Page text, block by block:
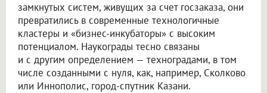
замкнутых систем, живущих за счет госзаказа, они
превратились в современные технологичные
кластеры и «бизнес-инкубаторы» с высоким
потенциалом. Наукограды тесно связаны
и с другим определением — техноградами, в том
числе созданными с нуля, как, например, Сколково
или Иннополис, город-спутник Казани.